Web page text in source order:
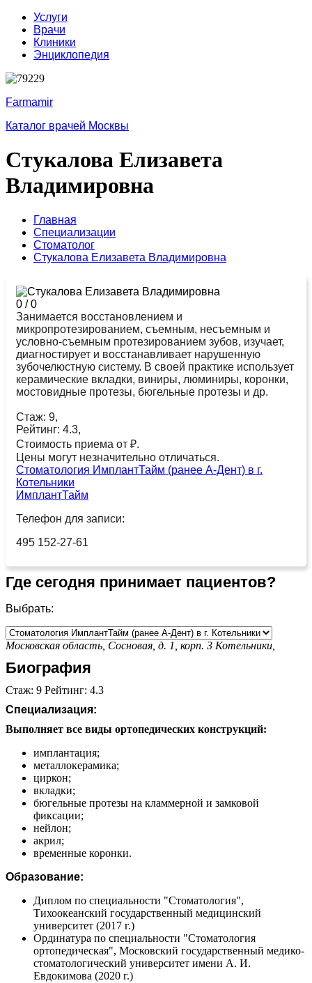
Услуги
Врачи
Клиники
Энциклопедия
Farmamir
Каталог врачей Москвы
Стукалова Елизавета
Владимировна
Главная
Специализации
Стоматолог
Стукалова Елизавета Владимировна
0 /0
Занимается восстановлением и
микропротезированием, съемным, несъемным и
условно-съемным протезированием зубов, изучает,
диагностирует и восстанавливает нарушенную
зубочелюстную систему. В своей практике использует
керамические вкладки, виниры, люминиры, коронки,
мостовидные протезы, бюгельные протезы и др.
Стаж: 9,
Рейтинг: 4.3,
Стоимость приема от ₽.
Цены могут незначительно отличаться.
Стоматология ИмплантТайм (ранее А-Дент) в г.
Котельники
ИмплантТайм
Телефон для записи:
495 152-27-61
Где сегодня принимает пациентов?
Выбрать:
Московская область, Сосновая, д. 1, корп. 3 Котельники,
Биография
Стаж: 9 Рейтинг: 4.3
Специализация:
Выполняет все виды ортопедических конструкций:
имплантация;
металлокерамика;
циркон;
вкладки;
бюгельные протезы на кламмерной и замковой
фиксации;
нейлон;
акрил;
временные коронки.
Образование:
Диплом по специальности "Стоматология",
Тихоокеанский государственный медицинский
университет (2017 г.)
Ординатура по специальности "Стоматология
ортопедическая", Московский государственный медико-
стоматологический университет имени А. И.
Евдокимова (2020 г.)